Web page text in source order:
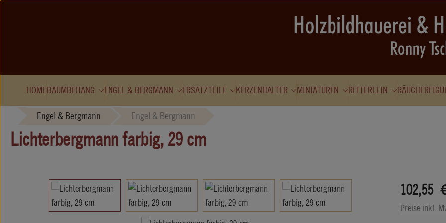
HOMEBAUMBEHANG ENGEL & BERGMANN ERSATZTEILE KERZENHALTER MINIATUREN REITERLEIN
Engel & Bergmann Engel & Bergmann
Lichterbergmann farbig, 29 cm
Bildergalerie überspringen Regulärer
102,55
Preise inkl.